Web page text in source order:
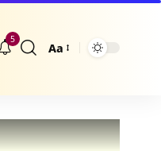
5
Größenänderung
Aa